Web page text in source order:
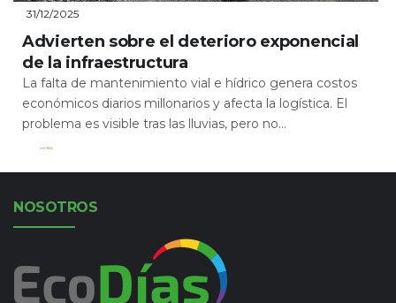
31/12/2025
Advierten sobre el deterioro exponencial
de la infraestructura
La falta de mantenimiento vial e hídrico genera costos
económicos diarios millonarios y afecta la logística. El
problema es visible tras las lluvias, pero no...
Leer Más
NOSOTROS